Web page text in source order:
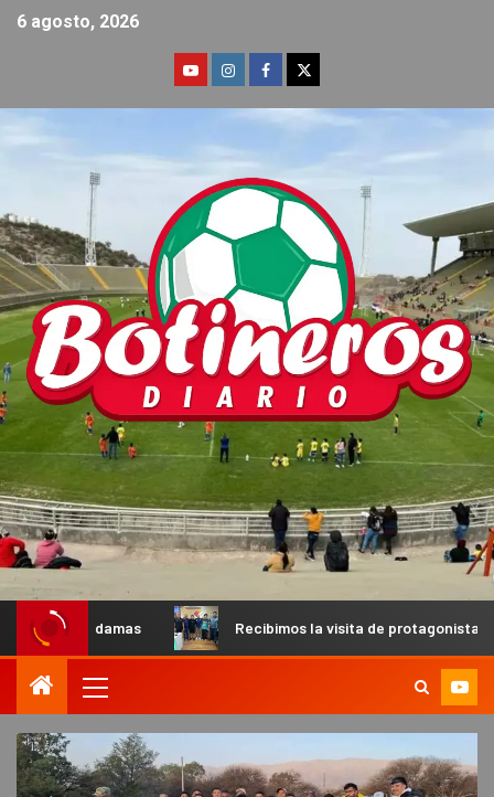
6 agosto, 2026
Recibimos la visita de protagonistas del MX para